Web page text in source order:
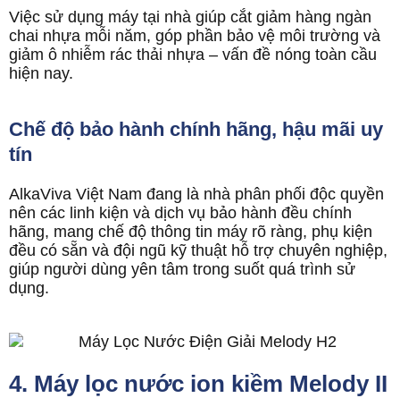
Việc sử dụng máy tại nhà giúp cắt giảm hàng ngàn
chai nhựa mỗi năm, góp phần bảo vệ môi trường và
giảm ô nhiễm rác thải nhựa – vấn đề nóng toàn cầu
hiện nay.
Chế độ bảo hành chính hãng, hậu mãi uy
tín
AlkaViva Việt Nam đang là nhà phân phối độc quyền
nên các linh kiện và dịch vụ bảo hành đều chính
hãng, mang chế độ thông tin máy rõ ràng, phụ kiện
đều có sẵn và đội ngũ kỹ thuật hỗ trợ chuyên nghiệp,
giúp người dùng yên tâm trong suốt quá trình sử
dụng.
4. Máy lọc nước ion kiềm Melody II